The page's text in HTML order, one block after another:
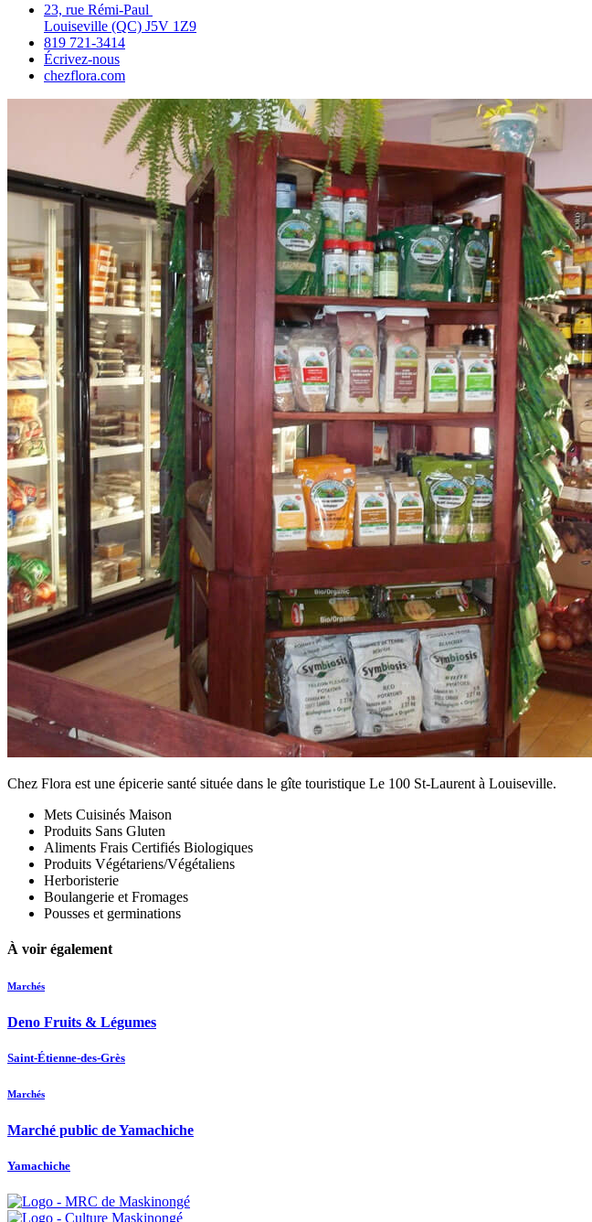
23, rue Rémi‑Paul
Louiseville (QC) J5V 1Z9
819 721‑3414
Écrivez‑nous
chezflora.com
Chez Flora est une épicerie santé située dans le gîte touristique Le 100 St-Laurent à Louiseville.
Mets Cuisinés Maison
Produits Sans Gluten
Aliments Frais Certifiés Biologiques
Produits Végétariens/Végétaliens
Herboristerie
Boulangerie et Fromages
Pousses et germinations
À voir également
Marchés
Deno Fruits & Légumes
Saint-Étienne-des-Grès
Marchés
Marché public de Yamachiche
Yamachiche